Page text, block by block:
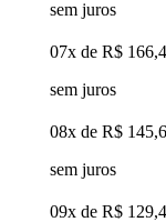
sem juros
07x de R$
sem juros
08x de R$
sem juros
09x de R$